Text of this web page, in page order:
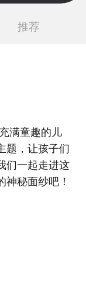
推荐
满童趣的儿
题，让孩子们
们一起走进这
秘面纱吧！